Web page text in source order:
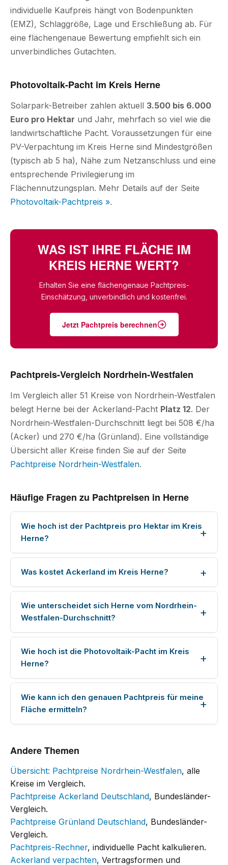
individuelle Kaufpreis hängt von Bodenpunkten
(EMZ), Schlaggröße, Lage und Erschließung ab. Für
eine flächengenaue Bewertung empfiehlt sich ein
unverbindliches Gutachten.
Photovoltaik-Pacht im Kreis Herne
Solarpark-Betreiber zahlen aktuell 3.500 bis 6.000
Euro pro Hektar und Jahr, mehrfach so viel wie die
landwirtschaftliche Pacht. Voraussetzungen für eine
PV-Verpachtung im Kreis Herne sind Mindestgrößen
(typisch ab 5 ha), Nähe zum Netzanschluss und eine
entsprechende Privilegierung im
Flächennutzungsplan. Mehr Details auf der Seite
Photovoltaik-Pachtpreis ».
WAS IST IHRE FLÄCHE IM
KREIS HERNE WERT?
Erhalten Sie eine flächengenaue Pachtpreis-
Einschätzung, unverbindlich und kostenfrei.
Jetzt Pachtpreis berechnen
Pachtpreis-Vergleich Nordrhein-Westfalen
Im Vergleich aller 51 Kreise von Nordrhein-Westfalen
belegt Herne bei der Ackerland-Pacht Platz 12. Der
Nordrhein-Westfalen-Durchschnitt liegt bei 508 €/ha
(Acker) und 270 €/ha (Grünland). Eine vollständige
Übersicht aller Kreise finden Sie auf der Seite
Pachtpreise Nordrhein-Westfalen.
Häufige Fragen zu Pachtpreisen in Herne
Wie hoch ist der Pachtpreis pro Hektar im Kreis
Herne?
Was kostet Ackerland im Kreis Herne?
Wie unterscheidet sich Herne vom Nordrhein-
Westfalen-Durchschnitt?
Wie hoch ist die Photovoltaik-Pacht im Kreis
Herne?
Wie kann ich den genauen Pachtpreis für meine
Fläche ermitteln?
Andere Themen
Übersicht: Pachtpreise Nordrhein-Westfalen, alle
Kreise im Vergleich.
Pachtpreise Ackerland Deutschland, Bundesländer-
Vergleich.
Pachtpreise Grünland Deutschland, Bundesländer-
Vergleich.
Pachtpreis-Rechner, individuelle Pacht kalkulieren.
Ackerland verpachten, Vertragsformen und